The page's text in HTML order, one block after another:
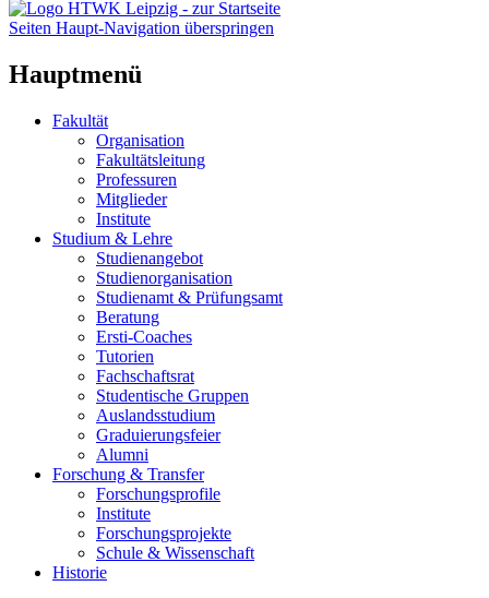
Seiten Haupt-Navigation überspringen
Hauptmenü
Fakultät
Organisation
Fakultätsleitung
Professuren
Mitglieder
Institute
Studium & Lehre
Studienangebot
Studienorganisation
Studienamt & Prüfungsamt
Beratung
Ersti-Coaches
Tutorien
Fachschaftsrat
Studentische Gruppen
Auslandsstudium
Graduierungsfeier
Alumni
Forschung & Transfer
Forschungsprofile
Institute
Forschungsprojekte
Schule & Wissenschaft
Historie